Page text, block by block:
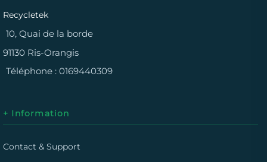
Recycletek
10, Quai de la borde
91130 Ris-Orangis
Téléphone : 0169440309
+ Information
Contact & Support